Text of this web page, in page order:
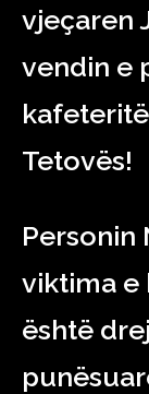
vjeçaren
vendin e
Tetovës!
Personin
viktima e
është